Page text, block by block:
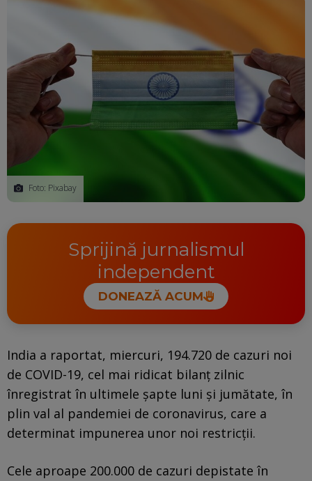
Foto: Pixabay
Sprijină jurnalismul
independent
DONEAZĂ ACUM
India a raportat, miercuri, 194.720 de cazuri noi
de COVID-19, cel mai ridicat bilanţ zilnic
înregistrat în ultimele şapte luni şi jumătate, în
plin val al pandemiei de coronavirus, care a
determinat impunerea unor noi restricţii.
Cele aproape 200.000 de cazuri depistate în